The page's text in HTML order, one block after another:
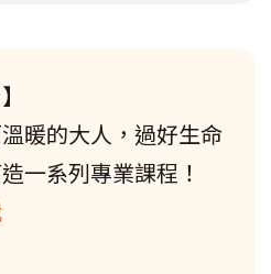
暖的大人，過好生命
一系列專業課程！